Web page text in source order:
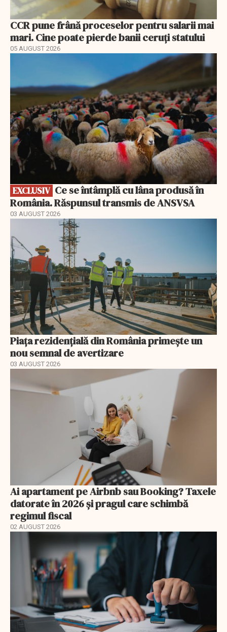
CCR pune frână proceselor pentru salarii mai
mari. Cine poate pierde banii ceruți statului
05 AUGUST 2026
EXCLUSIV
România. Răspunsul transmis de ANSVSA
03 AUGUST 2026
Piața rezidențială din România primește un
nou semnal de avertizare
03 AUGUST 2026
Ai apartament pe Airbnb sau Booking? Taxele
datorate în 2026 și pragul care schimbă
regimul fiscal
02 AUGUST 2026